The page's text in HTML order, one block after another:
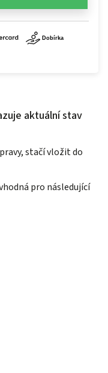
aktuální stav
stačí vložit do
pro následující